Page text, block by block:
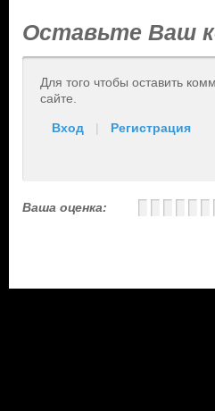
Оставьте Ваш
Для того чтобы оставить
сайте.
Вход | Регистрация
Ваша оценка: